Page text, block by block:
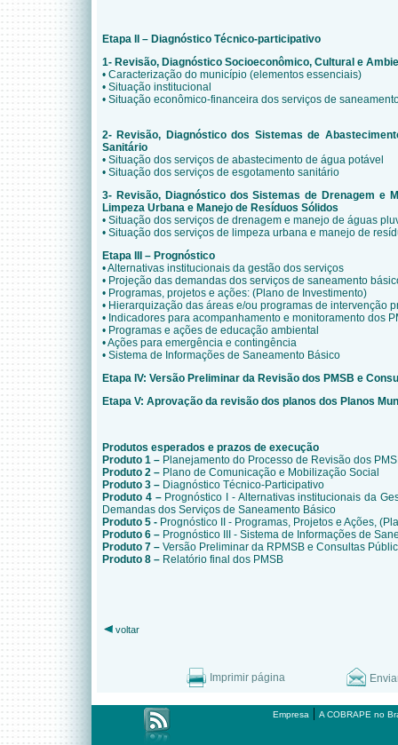
Etapa II – Diagnóstico Técnico-participativo
1- Revisão, Diagnóstico Socioeconômico, Cultural e
• Caracterização do município (elementos essenciais)
• Situação institucional
• Situação econômico-financeira dos serviços de
2- Revisão, Diagnóstico dos Sistemas de
Sanitário
• Situação dos serviços de abastecimento de água potável
• Situação dos serviços de esgotamento sanitário
3- Revisão, Diagnóstico dos Sistemas de Drenagem e
Limpeza Urbana e Manejo de Resíduos Sólidos
• Situação dos serviços de drenagem e manejo de águas
• Situação dos serviços de limpeza urbana e manejo de
Etapa III – Prognóstico
• Alternativas institucionais da gestão dos serviços
• Projeção das demandas dos serviços de saneamento
• Programas, projetos e ações: (Plano de Investimento)
• Hierarquização das áreas e/ou programas de intervenção
• Indicadores para acompanhamento e monitoramento dos
• Programas e ações de educação ambiental
• Ações para emergência e contingência
• Sistema de Informações de Saneamento Básico
Etapa IV: Versão Preliminar da Revisão dos PMSB e
Etapa V: Aprovação da revisão dos planos dos Planos
Produtos esperados e prazos de execução
Produto 1 – Planejamento do Processo de Revisão dos
Produto 2 – Plano de Comunicação e Mobilização Social
Produto 3 – Diagnóstico Técnico-Participativo
Produto 4 – Prognóstico I - Alternativas institucionais da
Demandas dos Serviços de Saneamento Básico
Produto 5 - Prognóstico II - Programas, Projetos e Ações,
Produto 6 – Prognóstico III - Sistema de Informações de
Produto 7 – Versão Preliminar da RPMSB e Consultas
Produto 8 – Relatório final dos PMSB
voltar
Imprimir página
Empresa | A COBRAPE no